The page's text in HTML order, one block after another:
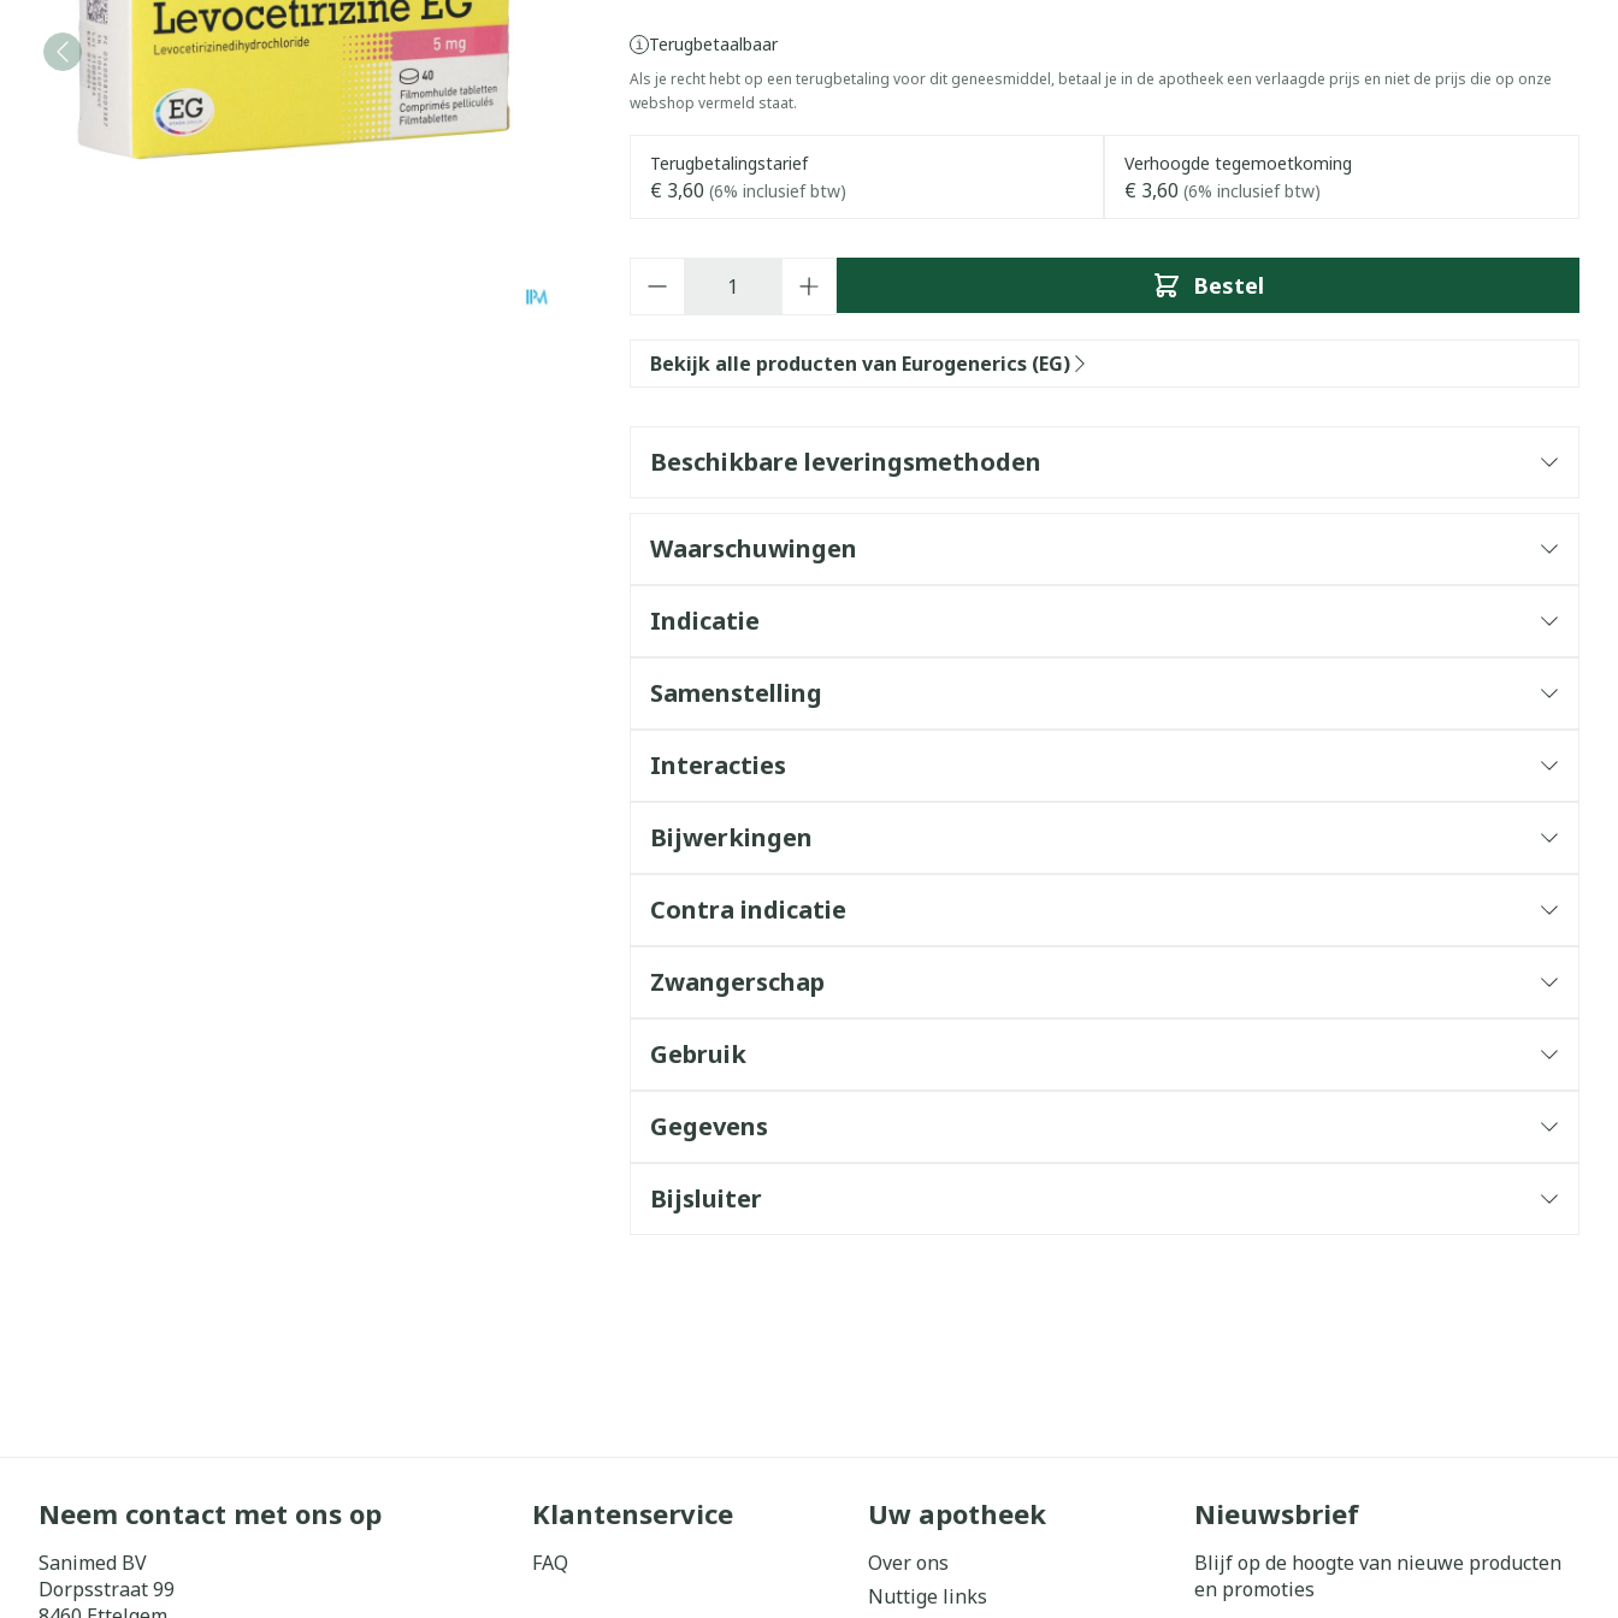
Terugbetaalbaar
Als je recht hebt op een terugbetaling voor dit geneesmiddel, betaal je in de apotheek een verlaagde prijs en niet de prijs die op onze
webshop vermeld staat.
Terugbetalingstarief
€ 3,60 (6% inclusief btw)
Verhoogde tegemoetkoming
€ 3,60 (6% inclusief btw)
Bestel
Bekijk alle producten van Eurogenerics (EG)
Beschikbare leveringsmethoden
Waarschuwingen
Indicatie
Samenstelling
Interacties
Bijwerkingen
Contra indicatie
Zwangerschap
Gebruik
Gegevens
Bijsluiter
Neem contact met ons op
Sanimed BV
Dorpsstraat 99
Klantenservice
FAQ
Uw apotheek
Over ons
Nuttige links
Nieuwsbrief
Blijf op de hoogte van nieuwe producten
en promoties